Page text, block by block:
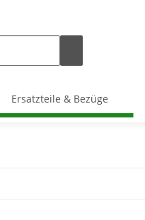
Ersatzteile & Bezüge